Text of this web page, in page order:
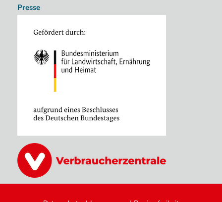
Image
Presse